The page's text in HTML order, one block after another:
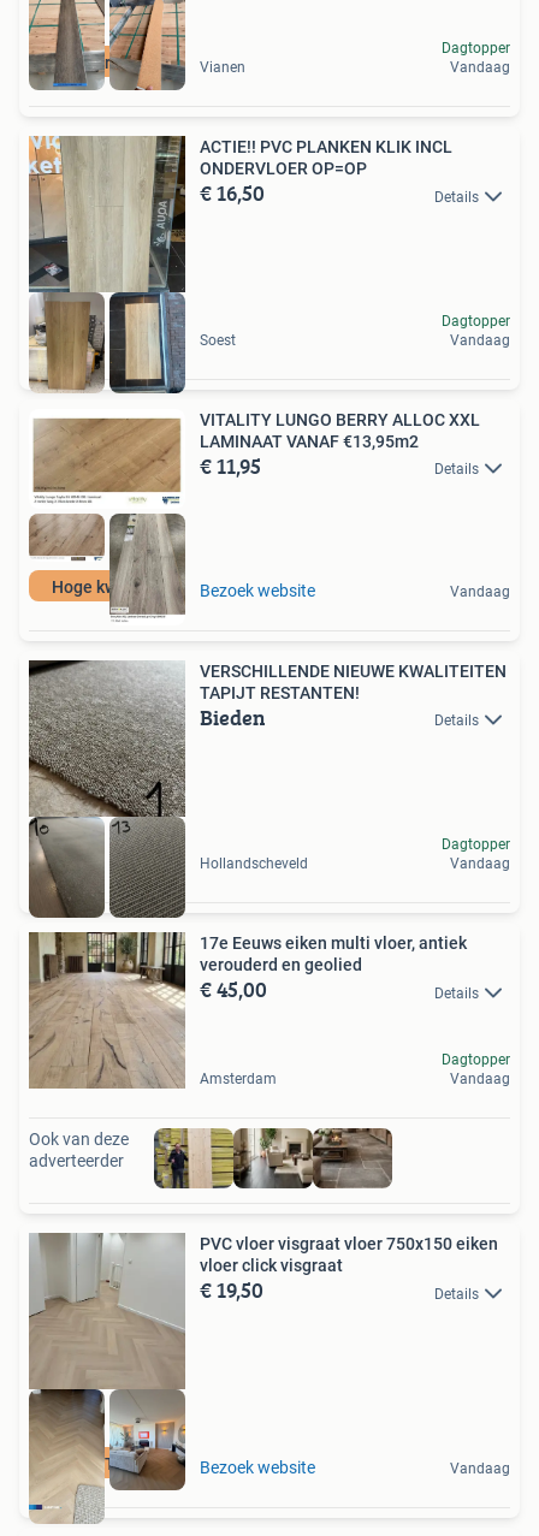
Merk Coretec pro Vianen
Dagtopper
Vandaag
ACTIE!! PVC PLANKEN KLIK INCL
ONDERVLOER OP=OP
€ 16,50 Details
Soest
Dagtopper
Vandaag
Hoge kwaliteit
VITALITY LUNGO BERRY ALLOC XXL
LAMINAAT VANAF €13,95m2
€ 11,95 Details
Bezoek website Vandaag
VERSCHILLENDE NIEUWE KWALITEITEN
TAPIJT RESTANTEN!
Bieden Details
Hollandscheveld
Dagtopper
Vandaag
17e Eeuws eiken multi vloer, antiek
verouderd en geolied
€ 45,00 Details
Amsterdam
Dagtopper
Vandaag
Ook van deze
adverteerder
KORTING
PVC vloer visgraat vloer 750x150 eiken
vloer click visgraat
€ 19,50 Details
Bezoek website Vandaag